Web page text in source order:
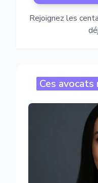
Rejoignez les
Ces